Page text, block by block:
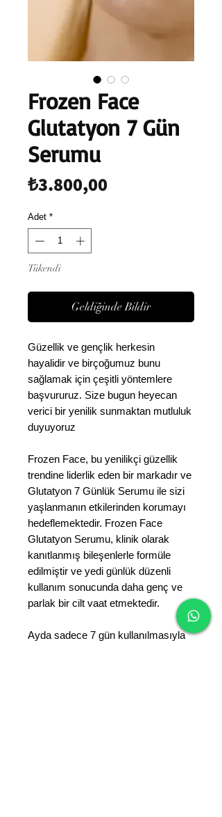
Frozen Face
Glutatyon 7 Gün
Serumu
₺3.800,00Fiyat
Adet *
Tükendi
Geldiğinde Bildir
Güzellik ve gençlik herkesin
hayalidir ve birçoğumuz bunu
sağlamak için çeşitli yöntemlere
başvururuz. Size bugun heyecan
verici bir yenilik sunmaktan mutluluk
duyuyoruz
Frozen Face, bu yenilikçi güzellik
trendine liderlik eden bir markadır ve
Glutatyon 7 Günlük Serumu ile sizi
yaşlanmanın etkilerinden korumayı
hedeflemektedir. Frozen Face
Glutatyon Serumu, klinik olarak
kanıtlanmış bileşenlerle formüle
edilmiştir ve yedi günlük düzenli
kullanım sonucunda daha genç ve
parlak bir cilt vaat etmektedir.
Ayda sadece 7 gün kullanılmasıyla